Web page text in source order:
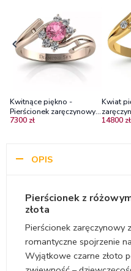
Kwitnące piękno -
Pierścionek zaręczynowy z
różowego złota z
7300 zł
Kwiat
Sky z
14800 zł
OPIS
Pierścionek z
złota
Pierścionek zaręczynowy
romantyczne spojrzenie
Wyjątkowe czarne złoto